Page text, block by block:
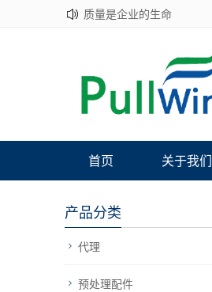
质量是企业的生命
首页 关于我们
产品分类
代理
预处理配件